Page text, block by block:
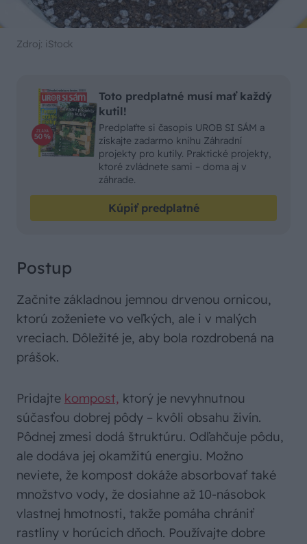
Zdroj: iStock
Toto predplatné musí mať každý
kutil!
Predplaťte si časopis UROB SI SÁM a
získajte zadarmo knihu Záhradní
projekty pro kutily. Praktické projekty,
ktoré zvládnete sami – doma aj v
záhrade.
Kúpiť predplatné
Postup
Začnite základnou jemnou drvenou ornicou,
ktorú zoženiete vo veľkých, ale i v malých
vreciach. Dôležité je, aby bola rozdrobená na
prášok.
Pridajte kompost, ktorý je nevyhnutnou
súčasťou dobrej pôdy – kvôli obsahu živín.
Pôdnej zmesi dodá štruktúru. Odľahčuje pôdu,
ale dodáva jej okamžitú energiu. Možno
neviete, že kompost dokáže absorbovať také
množstvo vody, že dosiahne až 10-násobok
vlastnej hmotnosti, takže pomáha chrániť
rastliny v horúcich dňoch. Používajte dobre